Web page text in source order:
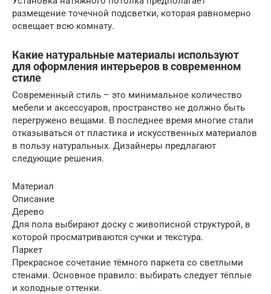
размещение точечной подсветки, которая равномерно
освещает всю комнату.
Какие натуральные материалы используют
для оформления интерьеров в современном
стиле
Современный стиль – это минимальное количество
мебели и аксессуаров, пространство не должно быть
перегружено вещами. В последнее время многие стали
отказываться от пластика и искусственных материалов
в пользу натуральных. Дизайнеры предлагают
следующие решения.
Материал
Описание
Дерево
Для пола выбирают доску с живописной структурой, в
которой просматриваются сучки и текстура.
Паркет
Прекрасное сочетание тёмного паркета со светлыми
стенами. Основное правило: выбирать следует тёплые
и холодные оттенки.